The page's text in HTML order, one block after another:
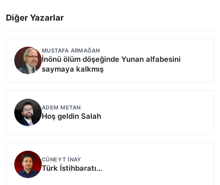
Diğer Yazarlar
MUSTAFA ARMAĞAN
İnönü ölüm döşeğinde Yunan alfabesini
saymaya kalkmış
ADEM METAN
Hoş geldin Salah
CÜNEYT İNAY
Türk İstihbaratı…